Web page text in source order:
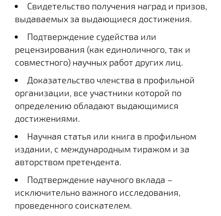
Свидетельство получения наград и призов,
выдаваемых за выдающиеся достижения.
Подтверждение судейства или
рецензирования (как единоличного, так и
совместного) научных работ других лиц.
Доказательство членства в профильной
организации, все участники которой по
определению обладают выдающимися
достижениями.
Научная статья или книга в профильном
издании, с международным тиражом и за
авторством претендента.
Подтверждение научного вклада –
исключительно важного исследования,
проведенного соискателем.